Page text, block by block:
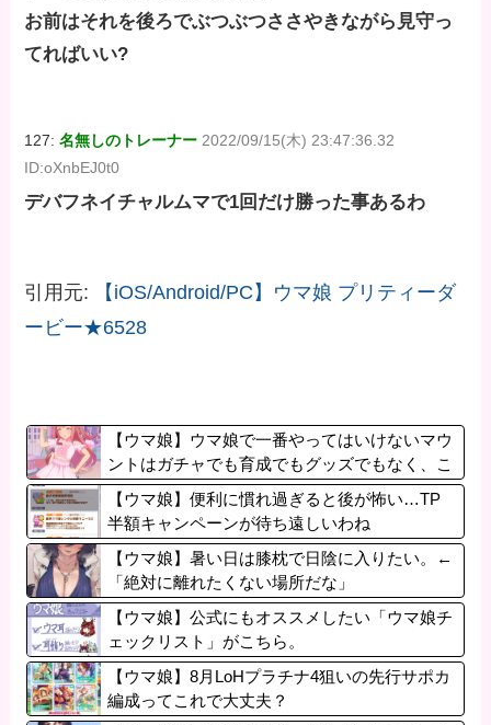
お前はそれを後ろでぶつぶつささやきながら見守っ
てればいい?
127:名無しのトレーナー 2022/09/15(木) 23:47:36.32
ID:oXnbEJ0t0
デバフネイチャルムマで1回だけ勝った事あるわ
引用元:
【iOS/Android/PC】ウマ娘 プリティーダ
ービー★6528
【ウマ娘】ウマ娘で一番やってはいけないマウ
ントはガチャでも育成でもグッズでもなく、こ
れ。
【ウマ娘】便利に慣れ過ぎると後が怖い…TP
半額キャンペーンが待ち遠しいわね
【ウマ娘】暑い日は膝枕で日陰に入りたい。←
「絶対に離れたくない場所だな」
【ウマ娘】公式にもオススメしたい「ウマ娘チ
ェックリスト」がこちら。
【ウマ娘】8月LoHプラチナ4狙いの先行サポカ
編成ってこれで大丈夫？